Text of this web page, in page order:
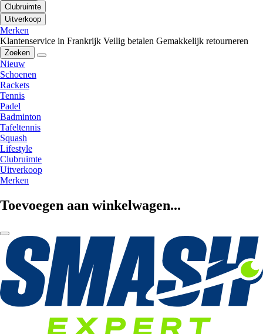
Clubruimte
Uitverkoop
Merken
Klantenservice in Frankrijk Veilig betalen Gemakkelijk retourneren
Zoeken
Nieuw
Schoenen
Rackets
Tennis
Padel
Badminton
Tafeltennis
Squash
Lifestyle
Clubruimte
Uitverkoop
Merken
Toevoegen aan winkelwagen...